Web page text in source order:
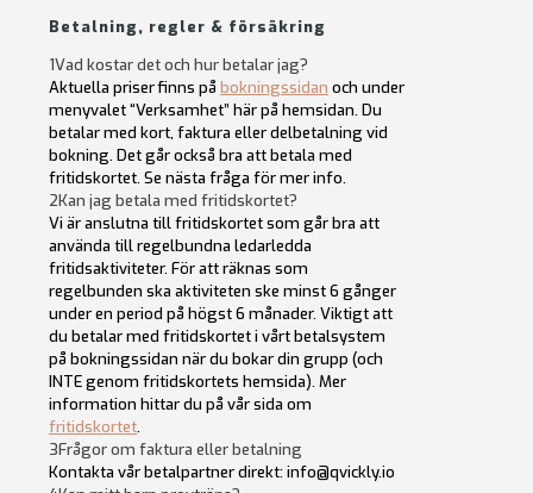
Betalning, regler & försäkring
1Vad kostar det och hur betalar jag?
Aktuella priser finns på bokningssidan och under
menyvalet “Verksamhet” här på hemsidan. Du
betalar med kort, faktura eller delbetalning vid
bokning. Det går också bra att betala med
fritidskortet. Se nästa fråga för mer info.
2Kan jag betala med fritidskortet?
Vi är anslutna till fritidskortet som går bra att
använda till regelbundna ledarledda
fritidsaktiviteter. För att räknas som
regelbunden ska aktiviteten ske minst 6 gånger
under en period på högst 6 månader. Viktigt att
du betalar med fritidskortet i vårt betalsystem
på bokningssidan när du bokar din grupp (och
INTE genom fritidskortets hemsida). Mer
information hittar du på vår sida om
fritidskortet.
3Frågor om faktura eller betalning
Kontakta vår betalpartner direkt: info@qvickly.io